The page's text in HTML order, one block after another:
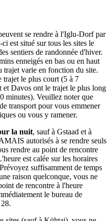
se rendre à l'Iglu-Dorf par
est situé sur tous les sites le
sentiers de randonnée d'hiver.
enneigés en bas ou en haut
trajet varie en fonction du site.
trajet le plus court (5 à 7
et Davos ont le trajet le plus long
minutes). Veuillez noter que
transport pour vous emmener
ou vous y ramener.
la nuit, sauf à Gstaad et à
autorisés à se rendre seuls
rendre au point de rencontre
est calée sur les horaires
suffisamment de temps
raison quelconque, vous ne
de rencontre à l'heure
le bureau de